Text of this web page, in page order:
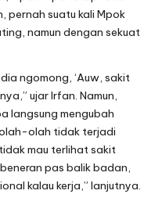
pernah suatu kali Mpok
namun dengan sekuat
ngomong, ‘Auw, sakit
ujar Irfan. Namun,
langsung mengubah
olah tidak terjadi
mau terlihat sakit
pas balik badan,
kalau kerja,” lanjutnya.